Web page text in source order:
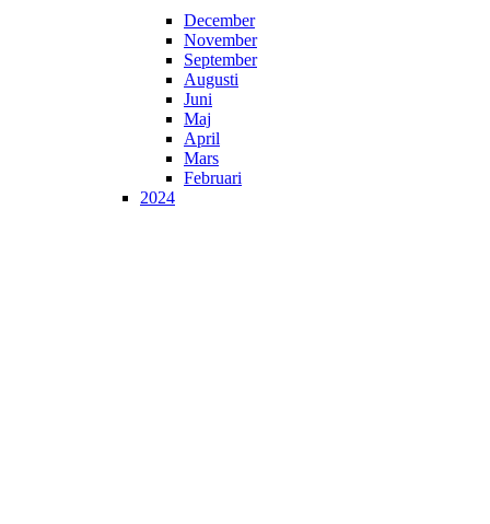
December
November
September
Augusti
Juni
Maj
April
Mars
Februari
2024